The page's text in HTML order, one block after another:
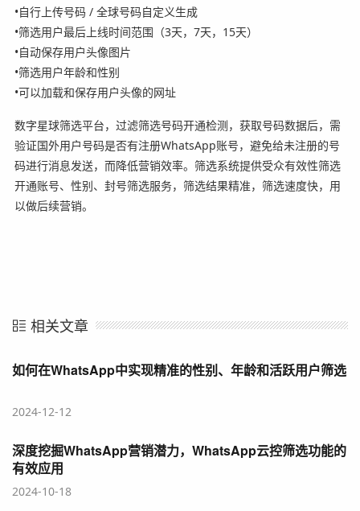
•自行上传号码 / 全球号码自定义生成
•筛选用户最后上线时间范围（3天，7天，15天）
•自动保存用户头像图片
•筛选用户年龄和性别
•可以加载和保存用户头像的网址
数字星球筛选平台，过滤筛选号码开通检测，获取号码数据后，需
验证国外用户号码是否有注册WhatsApp账号，避免给未注册的号
码进行消息发送，而降低营销效率。筛选系统提供受众有效性筛选
开通账号、性别、封号筛选服务，筛选结果精准，筛选速度快，用
以做后续营销。
相关文章
如何在WhatsApp中实现精准的性别、年龄和活跃用户筛选
2024-12-12
深度挖掘WhatsApp营销潜力，WhatsApp云控筛选功能的
有效应用
2024-10-18